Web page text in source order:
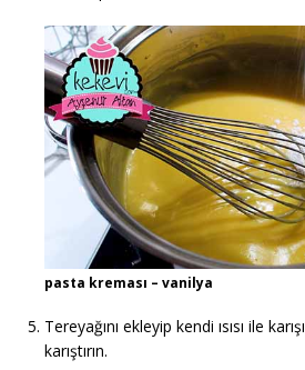
pasta kreması – vanilya
Tereyağını ekleyip kendi ısısı ile
karıştırın.